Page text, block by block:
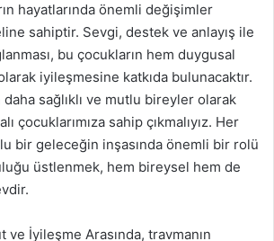
hayatlarında önemli değişimler
sahiptir. Sevgi, destek ve anlayış ile
bu çocukların hem duygusal
iyileşmesine katkıda bulunacaktır.
sağlıklı ve mutlu bireyler olarak
çocuklarımıza sahip çıkmalıyız. Her
bir geleceğin inşasında önemli bir rolü
üstlenmek, hem bireysel hem de
ve İyileşme Arasında, travmanın